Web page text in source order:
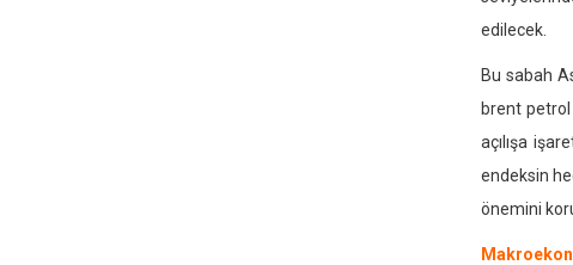
edilecek.
Bu sabah
brent
açılışa
endeksin
önemini